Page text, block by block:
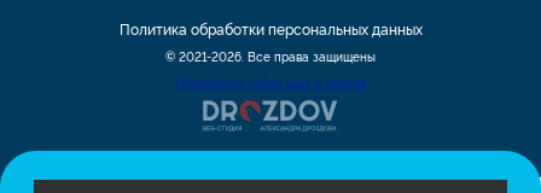
© 2021-2026. Все права защищены
Разработка сайта шин и дисков
Политика обработки персональных данных